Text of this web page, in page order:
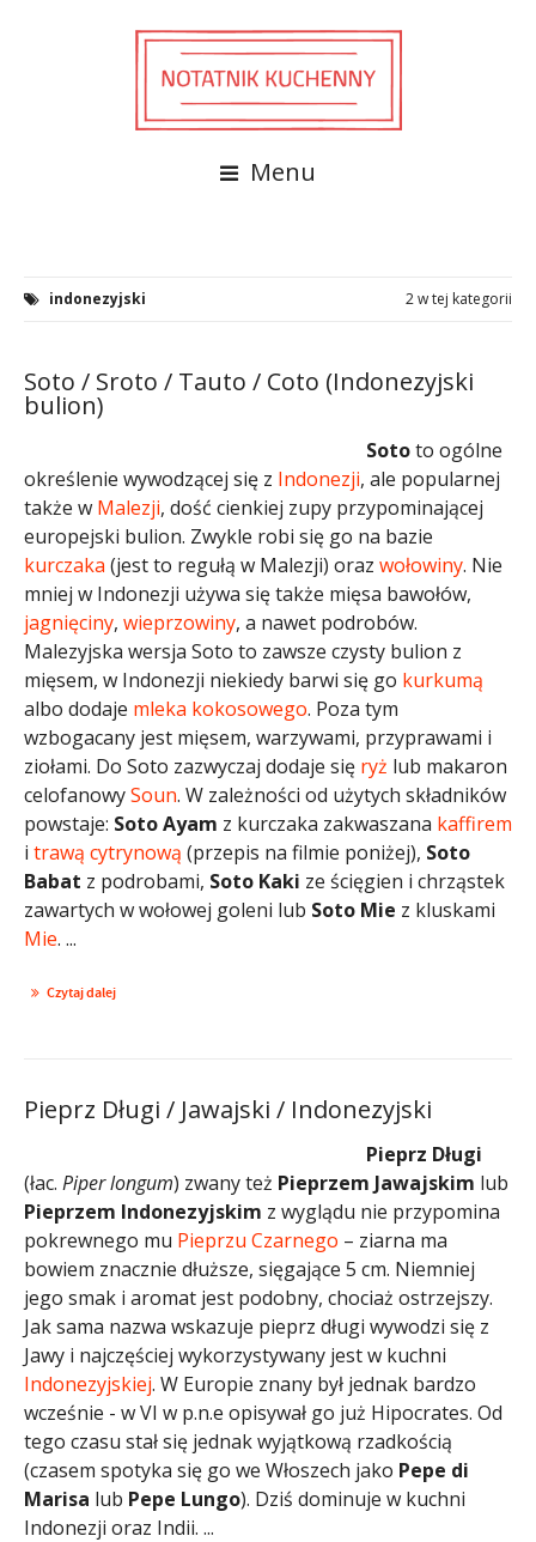
Menu
indonezyjski 2 w tej kategorii
Soto / Sroto / Tauto / Coto (Indonezyjski
bulion)
Sototo ogólne
określenie wywodzącej się z Indonezji, ale popularnej
także w Malezji, dość cienkiej zupy przypominającej
europejski bulion. Zwykle robi się go na bazie
kurczaka (jest to regułą w Malezji) oraz wołowiny. Nie
mniej w Indonezji używa się także mięsa bawołów,
jagnięciny, wieprzowiny, a nawet podrobów.
Malezyjska wersja Soto to zawsze czysty bulion z
mięsem, w Indonezji niekiedy barwi się go kurkumą
albo dodaje mleka kokosowego. Poza tym
wzbogacany jest mięsem, warzywami, przyprawami i
ziołami. Do Soto zazwyczaj dodaje się ryż lub makaron
celofanowySoun. W zależności od użytych składników
powstaje: Soto Ayam z kurczaka zakwaszana kaffirem
i trawą cytrynową (przepis na filmie poniżej), Soto
Babat z podrobami, Soto Kaki ze ścięgien i chrząstek
zawartych w wołowej goleni lub Soto Mie z kluskami
Mie. ...
Czytaj dalej
Pieprz Długi / Jawajski / Indonezyjski
Pieprz Długi
(łac. Piper longum) zwany też Pieprzem Jawajskim lub
Pieprzem Indonezyjskim z wyglądu nie przypomina
pokrewnego mu Pieprzu Czarnego – ziarna ma
bowiem znacznie dłuższe, sięgające 5 cm. Niemniej
jego smak i aromat jest podobny, chociaż ostrzejszy.
Jak sama nazwa wskazuje pieprz długi wywodzi się z
Jawy i najczęściej wykorzystywany jest w kuchni
Indonezyjskiej. W Europie znany był jednak bardzo
wcześnie - w VI w p.n.e opisywał go już Hipocrates. Od
tego czasu stał się jednak wyjątkową rzadkością
(czasem spotyka się go we Włoszech jako Pepe di
Marisa lub Pepe Lungo). Dziś dominuje w kuchni
Indonezji oraz Indii. ...